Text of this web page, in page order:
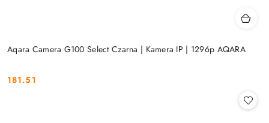
Aqara Camera G100 Select Czarna | Kamera IP | 1296p AQARA
Cena:
181.51